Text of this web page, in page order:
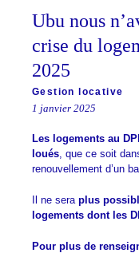
Ubu nous
crise du
2025
Gestion locative
1 janvier 2025
Les logements au
loués, que ce soit
renouvellement d’un
Il ne sera plus
logements dont les
Pour plus de